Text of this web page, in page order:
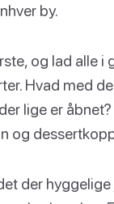
by.
og lad alle i
Hvad med
lige er
og
der